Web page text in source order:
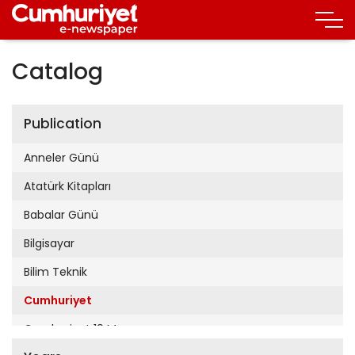
Catalog
Publication
Anneler Günü
Atatürk Kitapları
Babalar Günü
Bilgisayar
Bilim Teknik
Cumhuriyet
Cumhuriyet 19 Mayıs